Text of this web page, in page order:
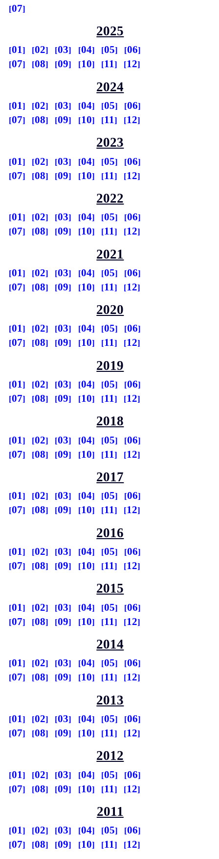
07
2025
01 02 03 04 05
06
07
08 09 10 11 12
2024
01 02 03 04 05
06
07
08 09 10 11 12
2023
01 02 03 04 05
06
07
08 09 10 11 12
2022
01 02 03 04 05
06
07
08 09 10 11 12
2021
01 02 03 04 05
06
07
08 09 10 11 12
2020
01 02 03 04 05
06
07
08 09 10 11 12
2019
01 02 03 04 05
06
07
08 09 10 11 12
2018
01 02 03 04 05
06
07
08 09 10 11 12
2017
01 02 03 04 05
06
07
08 09 10 11 12
2016
01 02 03 04 05
06
07
08 09 10 11 12
2015
01 02 03 04 05
06
07
08 09 10 11 12
2014
01 02 03 04 05
06
07
08 09 10 11 12
2013
01 02 03 04 05
06
07
08 09 10 11 12
2012
01 02 03 04 05
06
07
08 09 10 11 12
2011
01 02 03 04 05
06
07
08 09 10 11 12